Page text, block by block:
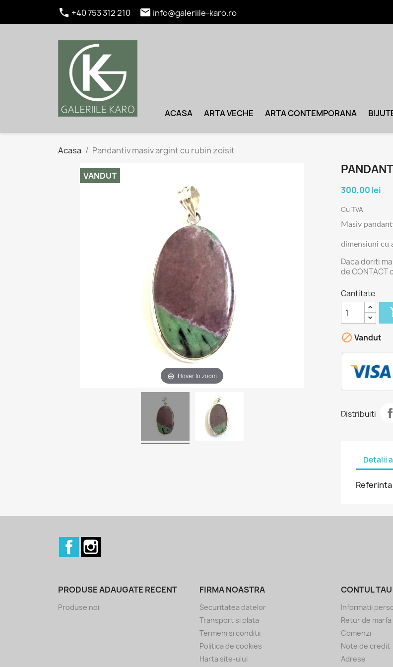
 +40 753 312 210  info@galeriile-karo.ro
ACASA ARTA VECHE ARTA CONTEMPORANA
Acasa Pandantiv masiv argint cu rubin zoisit
VANDUT
Hover to zoom
300,00 lei
Cu TVA
Masiv
dimensiuni cu
Daca doriti
de CONTACT
Cantitate
 Vandut
Distribuiti
Detalii
Referinta
Facebook
PRODUSE ADAUGATE RECENT
Produse noi
FIRMA NOASTRA
Securitatea datelor
Transport si plata
Termeni si conditii
Politica de cookies
Harta site-ului
CONTUL TAU
Informatii
Retur de marfa
Comenzi
Note de credit
Adrese